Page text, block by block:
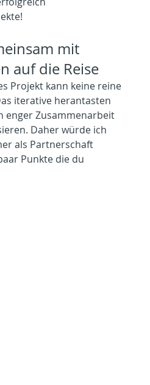
mit
auf die Reise
Projekt kann keine reine
iterative herantasten
enger Zusammenarbeit
Daher würde ich
als Partnerschaft
Punkte die du